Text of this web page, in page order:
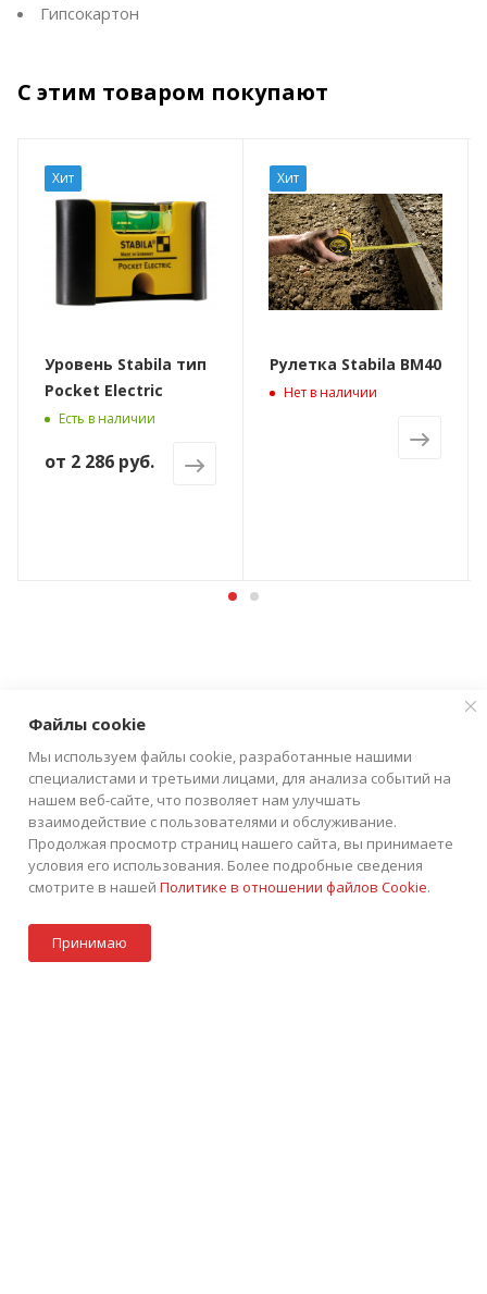
В корзину
Гипсокартон
С этим товаром покупают
Хит
Уровень Stabila тип
Pocket Electric
Есть в наличии
от 2 286 руб.
Хит
Рулетка Stabila BM40
Нет в наличии
О КОМПАНИИ АКЦИИ
КАТАЛОГ
КАК КУПИТЬ
БЛОГ КОНТАКТЫ
Файлы cookie
Мы используем файлы cookie, разработанные нашими
специалистами и третьими лицами, для анализа событий на
нашем веб-сайте, что позволяет нам улучшать
взаимодействие с пользователями и обслуживание.
Продолжая просмотр страниц нашего сайта, вы принимаете
условия его использования. Более подробные сведения
смотрите в нашей Политике в отношении файлов Cookie.
Принимаю